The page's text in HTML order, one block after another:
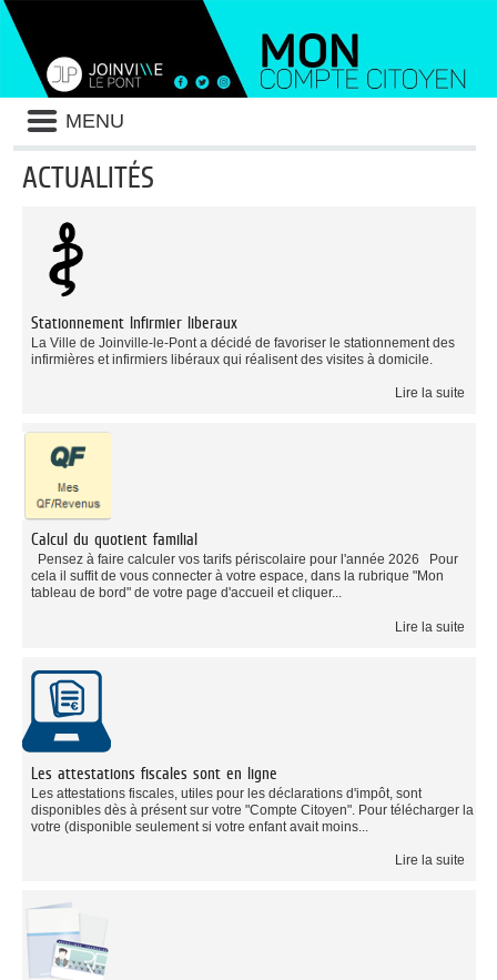
Liste
des
avertissements
MENU
ACTUALITÉS
catégories
d'actualité
Stationnement Infirmier liberaux
La Ville de Joinville-le-Pont a décidé de favoriser le stationnement des
infirmières et infirmiers libéraux qui réalisent des visites à domicile.
Lire la suite
Calcul du quotient familial
Pensez à faire calculer vos tarifs périscolaire pour l'année 2026 Pour
cela il suffit de vous connecter à votre espace, dans la rubrique "Mon
tableau de bord" de votre page d'accueil et cliquer...
Lire la suite
Les attestations fiscales sont en ligne
Les attestations fiscales, utiles pour les déclarations d'impôt, sont
disponibles dès à présent sur votre "Compte Citoyen". Pour télécharger la
votre (disponible seulement si votre enfant avait moins...
Lire la suite